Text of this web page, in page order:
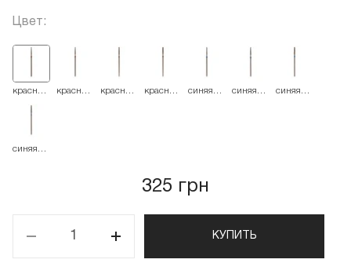
Цвет:
красная
красная
красная
красная
синяя
синяя
синяя
синяя
325 грн
КУПИТЬ